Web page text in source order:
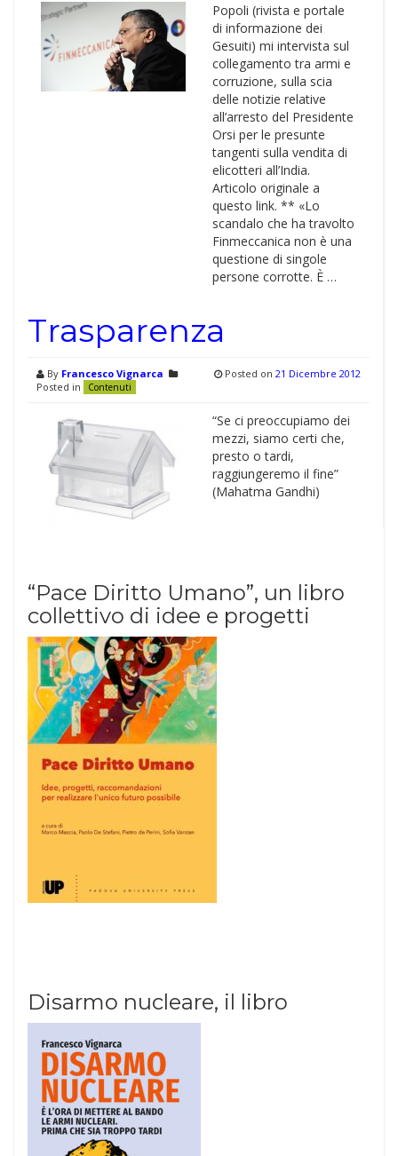
Popoli (rivista e portale
di informazione dei
Gesuiti) mi intervista sul
collegamento tra armi e
corruzione, sulla scia
delle notizie relative
all’arresto del Presidente
Orsi per le presunte
tangenti sulla vendita di
elicotteri all’India.
Articolo originale a
questo link. ** «Lo
scandalo che ha travolto
Finmeccanica non è una
questione di singole
persone corrotte. È …
Trasparenza
By Francesco Vignarca
Posted in
Contenuti
Posted on 21 Dicembre 2012
“Se ci preoccupiamo dei
mezzi, siamo certi che,
presto o tardi,
raggiungeremo il fine”
(Mahatma Gandhi)
“Pace Diritto Umano”, un libro
collettivo di idee e progetti
Disarmo nucleare, il libro